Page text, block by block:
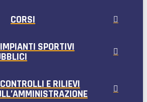
CORSI
SPORTIVI
E RILIEVI